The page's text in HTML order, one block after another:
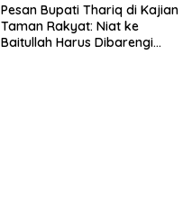
Pesan Bupati Thariq di Kajian
Taman Rakyat: Niat ke
Baitullah Harus Dibarengi